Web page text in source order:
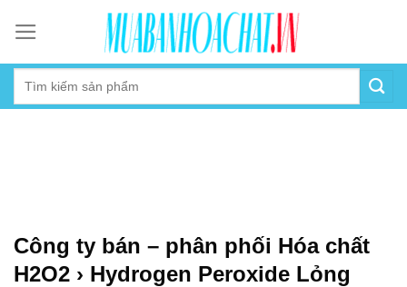
content
Công ty bán – phân phối Hóa chất
H2O2 › Hydrogen Peroxide Lỏng